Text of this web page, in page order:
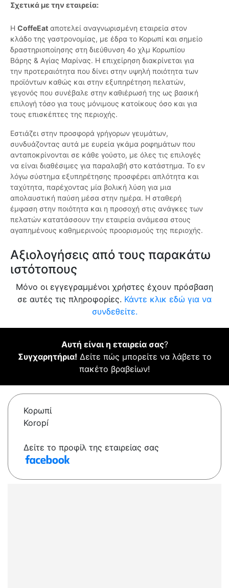
Σχετικά με την εταιρεία:
Η CoffeEat αποτελεί αναγνωρισμένη εταιρεία στον
κλάδο της γαστρονομίας, με έδρα το Κορωπί και σημείο
δραστηριοποίησης στη διεύθυνση 4ο χλμ Κορωπίου
Βάρης & Αγίας Μαρίνας. Η επιχείρηση διακρίνεται για
την προτεραιότητα που δίνει στην υψηλή ποιότητα των
προϊόντων καθώς και στην εξυπηρέτηση πελατών,
γεγονός που συνέβαλε στην καθιέρωσή της ως βασική
επιλογή τόσο για τους μόνιμους κατοίκους όσο και για
τους επισκέπτες της περιοχής.
Εστιάζει στην προσφορά γρήγορων γευμάτων,
συνδυάζοντας αυτά με ευρεία γκάμα ροφημάτων που
ανταποκρίνονται σε κάθε γούστο, με όλες τις επιλογές
να είναι διαθέσιμες για παραλαβή στο κατάστημα. Το εν
λόγω σύστημα εξυπηρέτησης προσφέρει απλότητα και
ταχύτητα, παρέχοντας μία βολική λύση για μια
απολαυστική παύση μέσα στην ημέρα. Η σταθερή
έμφαση στην ποιότητα και η προσοχή στις ανάγκες των
πελατών κατατάσσουν την εταιρεία ανάμεσα στους
αγαπημένους καθημερινούς προορισμούς της περιοχής.
Αξιολογήσεις από τους παρακάτω
ιστότοπους
Μόνο οι εγγεγραμμένοι χρήστες έχουν πρόσβαση
σε αυτές τις πληροφορίες. Κάντε κλικ εδώ για να
συνδεθείτε.
Αυτή είναι η εταιρεία σας?
Συγχαρητήρια! Δείτε πώς μπορείτε να λάβετε το
πακέτο βραβείων!
Κορωπί
Koropí
Δείτε το προφίλ της εταιρείας σας